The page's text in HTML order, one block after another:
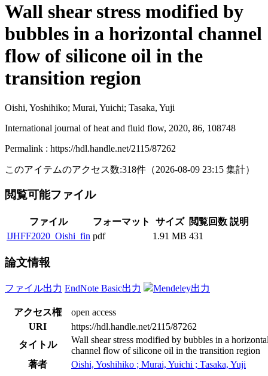
Wall shear stress modified by
bubbles in a horizontal channel
flow of silicone oil in the
transition region
Oishi, Yoshihiko; Murai, Yuichi; Tasaka, Yuji
International journal of heat and fluid flow, 2020, 86, 108748
Permalink : https://hdl.handle.net/2115/87262
このアイテムのアクセス数:318件 （2026-08-09 23:15 集計）
閲覧可能ファイル
ファイル フォーマット サイズ 閲覧回数 説明
IJHFF2020_Oishi_fin pdf 1.91 MB 431
論文情報
ファイル出力 EndNote Basic出力 Mendeley出力
アクセス権
open access
URI
https://hdl.handle.net/2115/87262
タイトル
Wall shear stress modified by bubbles in a
channel flow of silicone oil in the transition region
著者
Oishi, Yoshihiko ; Murai, Yuichi ; Tasaka, Yuji